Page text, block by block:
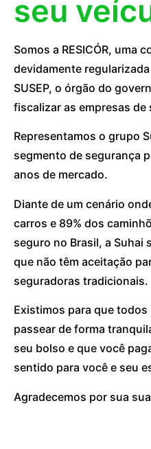
seu
Somos a RESICÓR, uma
devidamente
SUSEP, o órgão do
fiscalizar as empresas de
Representamos o grupo
segmento de segurança
anos de mercado.
Diante de um cenário
carros e 89% dos
seguro no Brasil, a Suhai
que não têm aceitação
seguradoras tradicionais.
Existimos para que
passear de forma
seu bolso e que você
sentido para você e seu
Agradecemos por sua